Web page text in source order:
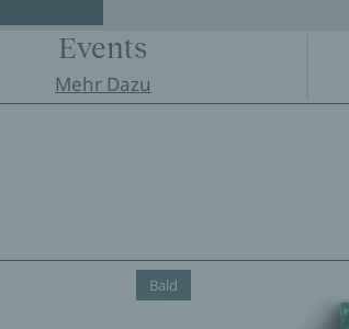
Events
Mehr Dazu
Bald